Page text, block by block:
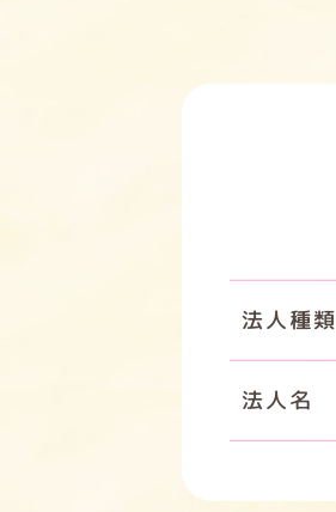
法人種類
法人名